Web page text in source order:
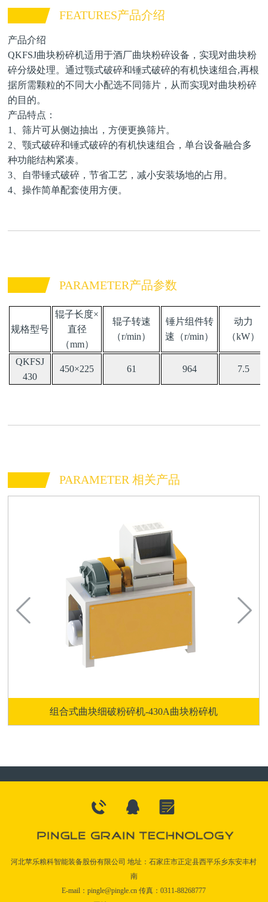
FEATURES产品介绍
产品介绍
QKFSJ曲块粉碎机适用于酒厂曲块粉碎设备，实现对曲块粉
碎分级处理。通过颚式破碎和锤式破碎的有机快速组合,再根
据所需颗粒的不同大小配选不同筛片，从而实现对曲块粉碎
的目的。
产品特点：
1、筛片可从侧边抽出，方便更换筛片。
2、颚式破碎和锤式破碎的有机快速组合，单台设备融合多
种功能结构紧凑。
3、自带锤式破碎，节省工艺，减小安装场地的占用。
4、操作简单配套使用方便。
PARAMETER产品参数
规格型号
辊子长度×
直径
（mm）
辊子转速
（r/min）
锤片组件转
速（r/min）
动力
（kW）
QKFSJ
430
450×225 61 964 7.5
PARAMETER 相关产品
组合式曲块细破粉碎机-430A曲块粉碎机
河北苹乐粮科智能装备股份有限公司 地址：石家庄市正定县西平乐乡东安丰村
南
E-mail：pingle@pingle.cn 传真：0311-88268777